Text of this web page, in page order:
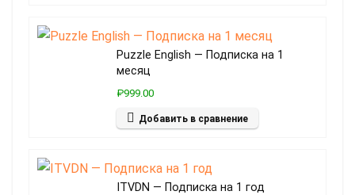
Puzzle English — Подписка на 1
месяц
₽999.00
Добавить в сравнение
ITVDN — Подписка на 1 год